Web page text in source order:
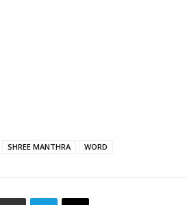
SHREE MANTHRA WORD